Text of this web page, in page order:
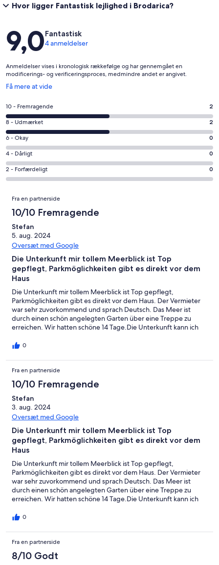
Hvor ligger Fantastisk lejlighed i Brodarica?
Anmeldelser
9,0Fantastisk
4 anmeldelser
Anmeldelser vises i kronologisk rækkefølge og har gennemgået en
modificerings- og verificeringsproces, medmindre andet er angivet.
Få mere at vide
Åbner
et
nyt
vindue
Bedømmelse
på
10
−
Fremragende.
2
af
i
anmeldelser
10 - Fremragende 2
Bedømmelse
på
8
−
Udmærket.
2
anmeldelser
8 - Udmærket 2
Bedømmelse
på
6
−
Okay.
anmeldelser
6 - Okay 0
Bedømmelse
på
4
Dårligt.
alt
anmeldelser
4 - Dårligt 0
Bedømmelse
på
Forfærdeligt.
anmeldelser
2 - Forfærdeligt 0
Anmeldelser
Fra en partnerside
10/10 Fremragende
Stefan
5. aug. 2024
Oversæt med Google
Die Unterkunft mir tollem Meerblick ist Top
gepflegt, Parkmöglichkeiten gibt es direkt vor dem
Haus
Die Unterkunft mir tollem Meerblick ist Top gepflegt,
Parkmöglichkeiten gibt es direkt vor dem Haus. Der Vermieter
war sehr zuvorkommend und sprach Deutsch. Das Meer ist
durch einen schön angelegten Garten über eine Treppe zu
erreichen. Wir hatten schöne 14 Tage.Die Unterkunft kann ich
0
Fra en partnerside
10/10 Fremragende
Stefan
3. aug. 2024
Oversæt med Google
Die Unterkunft mir tollem Meerblick ist Top
gepflegt, Parkmöglichkeiten gibt es direkt vor dem
Haus
Die Unterkunft mir tollem Meerblick ist Top gepflegt,
Parkmöglichkeiten gibt es direkt vor dem Haus. Der Vermieter
war sehr zuvorkommend und sprach Deutsch. Das Meer ist
durch einen schön angelegten Garten über eine Treppe zu
erreichen. Wir hatten schöne 14 Tage.Die Unterkunft kann ich
0
Fra en partnerside
8/10 Godt